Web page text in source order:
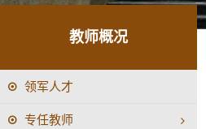
教师概况
领军人才
专任教师